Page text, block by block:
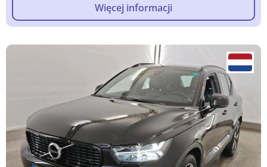
Więcej informacji